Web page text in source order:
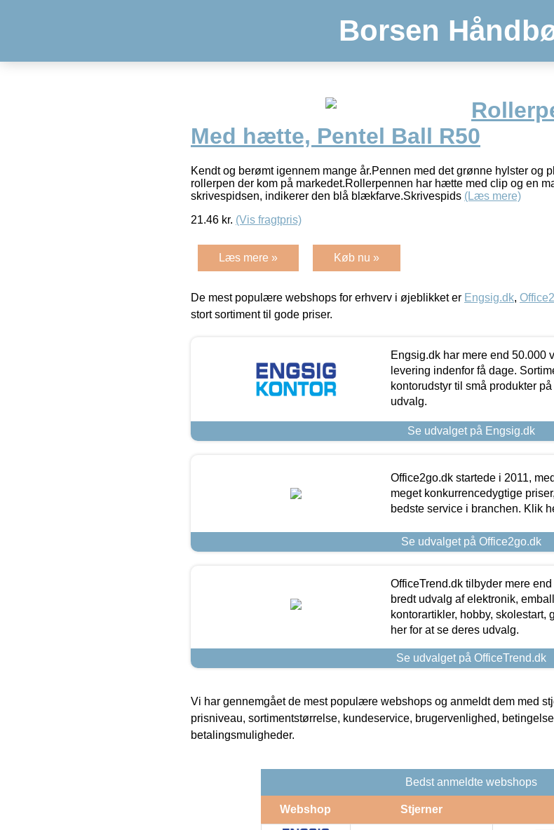
Borsen
Med hætte, Pentel Ball R50
Kendt og berømt igennem mange år.Pennen med det grønne hylster og
rollerpen der kom på markedet.Rollerpennen har hætte med clip og en
skrivespidsen, indikerer den blå blækfarve.Skrivespids (Læs mere)
21.46 kr. (Vis fragtpris)
Læs mere » Køb nu »
De mest populære webshops for erhverv i øjeblikket er Engsig.dk,
stort sortiment til gode priser.
Engsig.dk har mere end 50.000
levering indenfor få dage.
kontorudstyr til små produkter
udvalg.
Se udvalget på Engsig.dk
Office2go.dk startede i 2011,
meget konkurrencedygtige
bedste service i branchen. Klik
Se udvalget på Office2go.dk
OfficeTrend.dk tilbyder mere
bredt udvalg af elektronik,
kontorartikler, hobby,
her for at se deres udvalg.
Se udvalget på OfficeTrend.dk
Vi har gennemgået de mest populære webshops og anmeldt dem med
prisniveau, sortimentstørrelse, kundeservice, brugervenlighed,
betalingsmuligheder.
Bedst anmeldte webshops
Webshop Stjerner